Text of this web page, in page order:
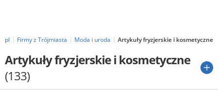
Firmy z Trójmiasta Moda i uroda Artykuły fryzjerskie i kosmetyczne
Artykuły fryzjerskie i kosmetyczne
(133)